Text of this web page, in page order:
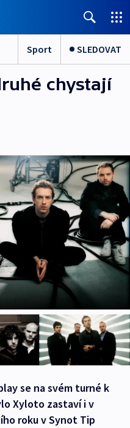
Sport SLEDOVAT
chystají
se na svém turné k
Xyloto zastaví i v
roku v Synot Tip